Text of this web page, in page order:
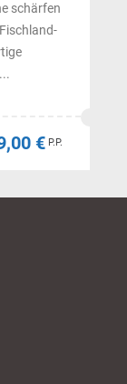
schärfen
€ P.P.